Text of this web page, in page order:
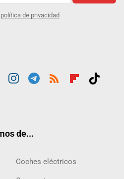
política de privacidad
de...
Coches eléctricos